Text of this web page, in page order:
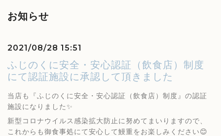
お知らせ
2021/08/28 15:51
ふじのくに安全・安心認証（飲食店）制度
にて認証施設に承認して頂きました
当店も『ふじのくに安全・安心認証（飲食店）制度』の認証
施設になりました✨
新型コロナウイルス感染拡大防止に努めてまいりますので、
これからも御食事処にて安心して鰻重をお楽しみください😊